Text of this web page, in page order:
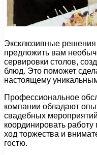
Эксклюзивные
предложить вам
сервировки столов,
блюд. Это поможет
настоящему
Профессиональное
компании обладают
свадебных
координировать
ход торжества и
гостю.